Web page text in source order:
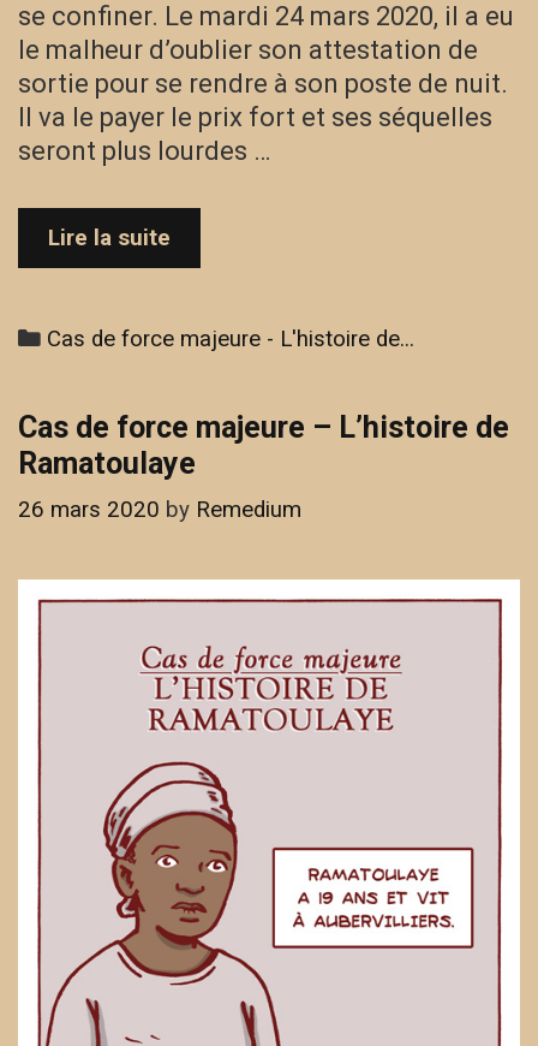
se confiner. Le mardi 24 mars 2020, il a eu
le malheur d’oublier son attestation de
sortie pour se rendre à son poste de nuit.
Il va le payer le prix fort et ses séquelles
seront plus lourdes …
Lire la suite
de
–
Sofiane
Categories
Cas de force majeure - L'histoire de...
Cas de force majeure – L’histoire de
Ramatoulaye
26 mars 2020 by Remedium